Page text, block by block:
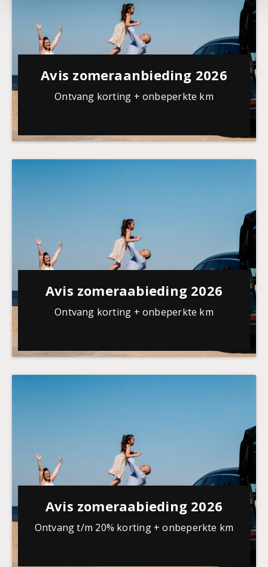
Avis zomeraanbieding 2026
Ontvang korting + onbeperkte km
Avis zomeraabieding 2026
Ontvang korting + onbeperkte km
Avis zomeraabieding 2026
Ontvang t/m 20% korting + onbeperkte km